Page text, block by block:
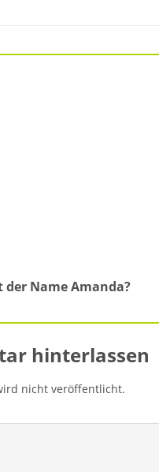
Name Amanda?
hinterlassen
nicht veröffentlicht.